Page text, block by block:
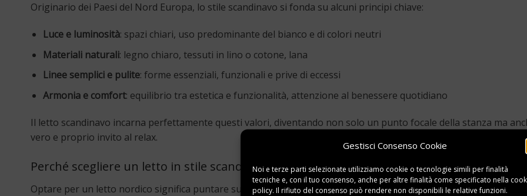
Gestisci Consenso Cookie
Noi e terze parti selezionate utilizziamo cookie o tecnologie simili per finalità
tecniche e, con il tuo consenso, anche per altre finalità come specificato nella
policy. Il rifiuto del consenso può rendere non disponibili le relative funzioni.
Originario dei Paesi del Nord Europa, lo stile scandinavo si fonda su alcuni principi chiave:
Luce e luminosità: spazi chiari, uso predominante del bianco e di colori neutri
Materiali naturali: legno chiaro, tessuti in lino o cotone, lana
Linee semplici e pulite: forme essenziali, funzionali e prive di eccessi
Armonia e comfort: equilibrio tra estetica e funzionalità, attenzione al benessere quotidiano
Il letto scandinavo incarna perfettamente questi valori, diventando non solo un punto focale della stanza ma
vero e proprio invito al relax.
Perché scegliere un letto in stile scandinavo
Optare per un letto nordico significa puntare su un design senza tempo, capace diconiugare estetica e comfort